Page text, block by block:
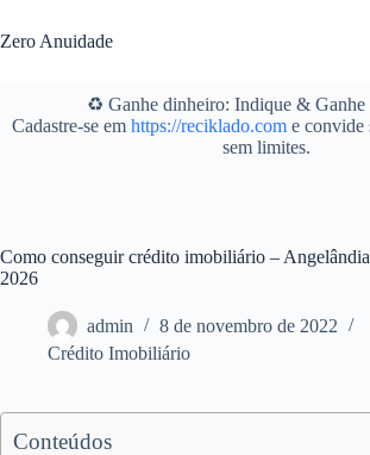
para
o
Zero Anuidade
♻️ Ganhe dinheiro: Indique & Ganhe
Cadastre-se em https://reciklado.come convide
sem limites.
Como conseguir crédito imobiliário –
2026
admin
8 de novembro de 2022
Crédito Imobiliário
Conteúdos